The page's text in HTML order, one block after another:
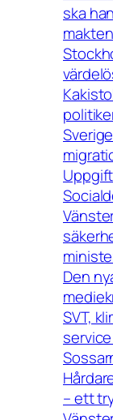
ska
Den
SVT,
– ett